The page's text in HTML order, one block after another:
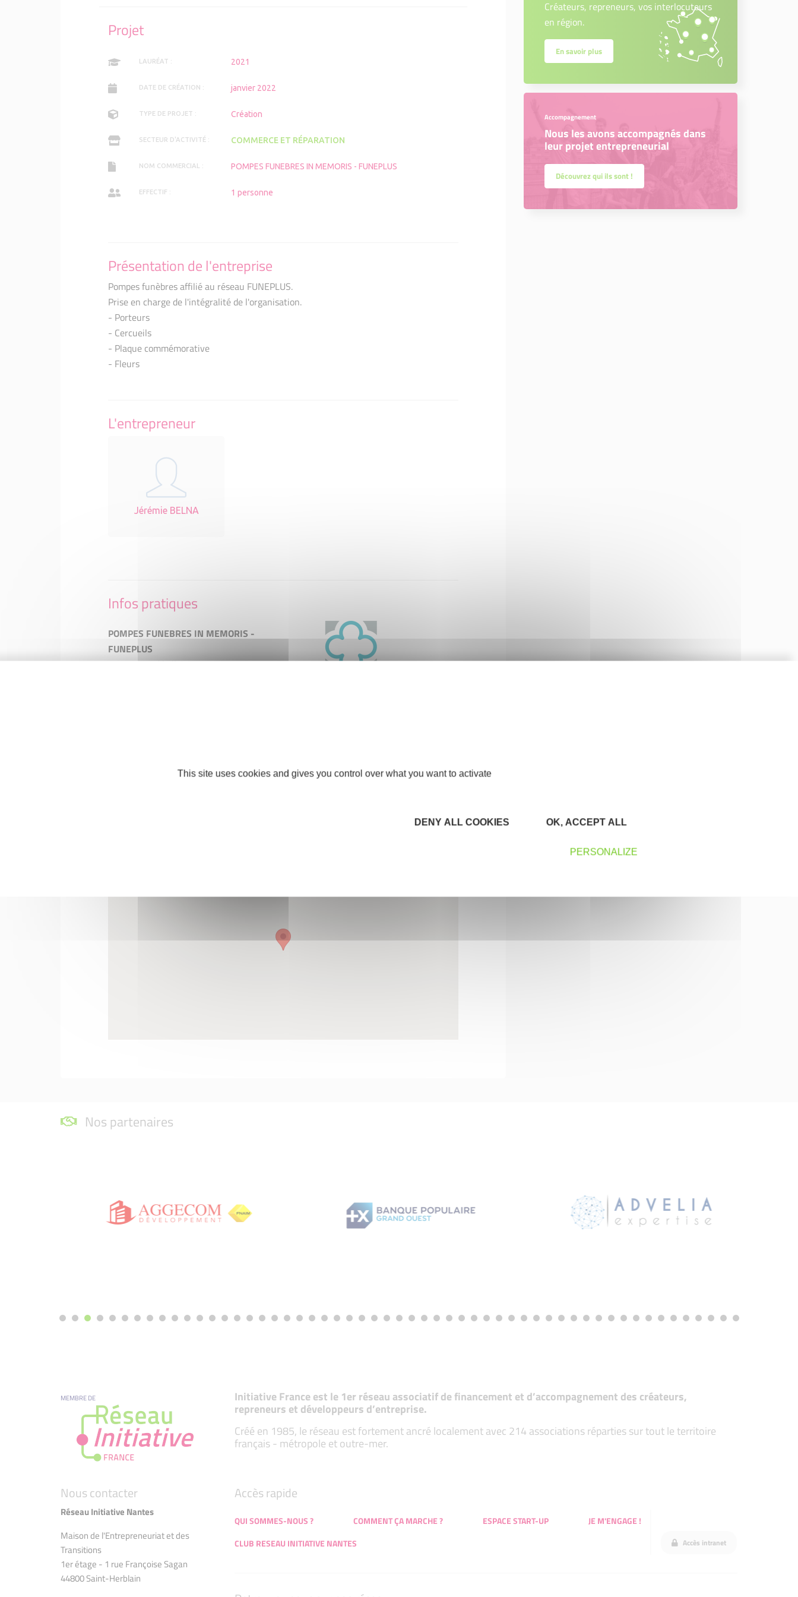
Projet
LAURÉAT : 2021
DATE DE CRÉATION : janvier 2022
TYPE DE PROJET : Création
SECTEUR D'ACTIVITÉ : COMMERCE ET RÉPARATION
NOM COMMERCIAL : POMPES FUNEBRES IN MEMORIS - FUNEPLUS
EFFECTIF : 1 personne
Présentation de l'entreprise
Pompes funèbres affilié au réseau FUNEPLUS.
Prise en charge de l'intégralité de l'organisation.
- Porteurs
- Cercueils
- Plaque commémorative
- Fleurs
L'entrepreneur
Jérémie BELNA
Infos pratiques
POMPES FUNEBRES IN MEMORIS -
FUNEPLUS
190 rue paul bellamy
Créateurs, repreneurs, vos interlocuteurs
en région.
En savoir plus
Accompagnement
Nous les avons accompagnés dans
leur projet entrepreneurial
Découvrez qui ils sont !
Nos partenaires
MEMBRE DE Initiative France est le 1er réseau associatif de financement et d’accompagnement des créateurs,
repreneurs et développeurs d’entreprise.
Créé en 1985, le réseau est fortement ancré localement avec 214 associations réparties sur tout le territoire
français - métropole et outre-mer.
Nous contacter
Réseau Initiative Nantes
Maison de l'Entrepreneuriat et des
Transitions
1er étage - 1 rue Françoise Sagan
44800 Saint-Herblain
Accès rapide
QUI SOMMES-NOUS ? COMMENT ÇA MARCHE ? ESPACE START-UP
JE M'ENGAGE !
CLUB RESEAU INITIATIVE NANTES
Accès intranet
This site uses cookies and gives you control over what you want to activate
OK, ACCEPT ALL
DENY ALL COOKIES
PERSONALIZE